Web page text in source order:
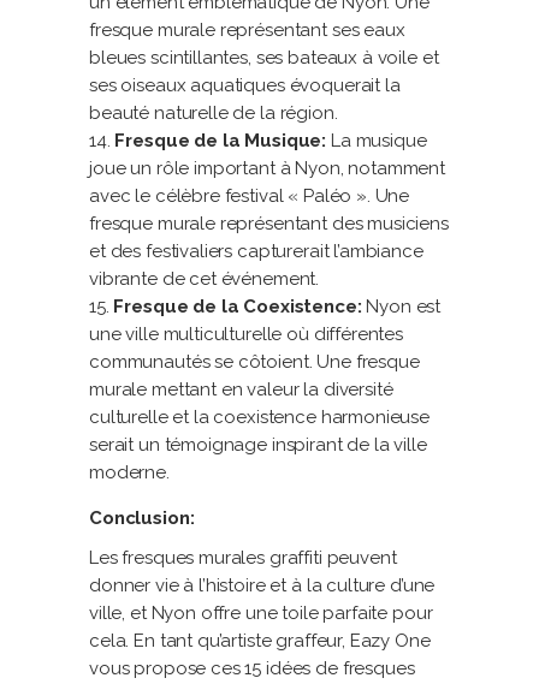
fresque murale représentant ses eaux
bleues scintillantes, ses bateaux à voile et
ses oiseaux aquatiques évoquerait la
beauté naturelle de la région.
Fresque de la Musique: La musique
joue un rôle important à Nyon, notamment
avec le célèbre festival « Paléo ». Une
fresque murale représentant des musiciens
et des festivaliers capturerait l’ambiance
vibrante de cet événement.
Fresque de la Coexistence: Nyon est
une ville multiculturelle où différentes
communautés se côtoient. Une fresque
murale mettant en valeur la diversité
culturelle et la coexistence harmonieuse
serait un témoignage inspirant de la ville
moderne.
Conclusion:
Les fresques murales graffiti peuvent
donner vie à l’histoire et à la culture d’une
ville, et Nyon offre une toile parfaite pour
cela. En tant qu’artiste graffeur, Eazy One
vous propose ces 15 idées de fresques